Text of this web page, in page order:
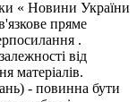
« Новини України
пряме
.
від
матеріалів.
- повинна бути